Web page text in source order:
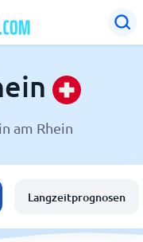
am Rhein
Langzeitprognosen